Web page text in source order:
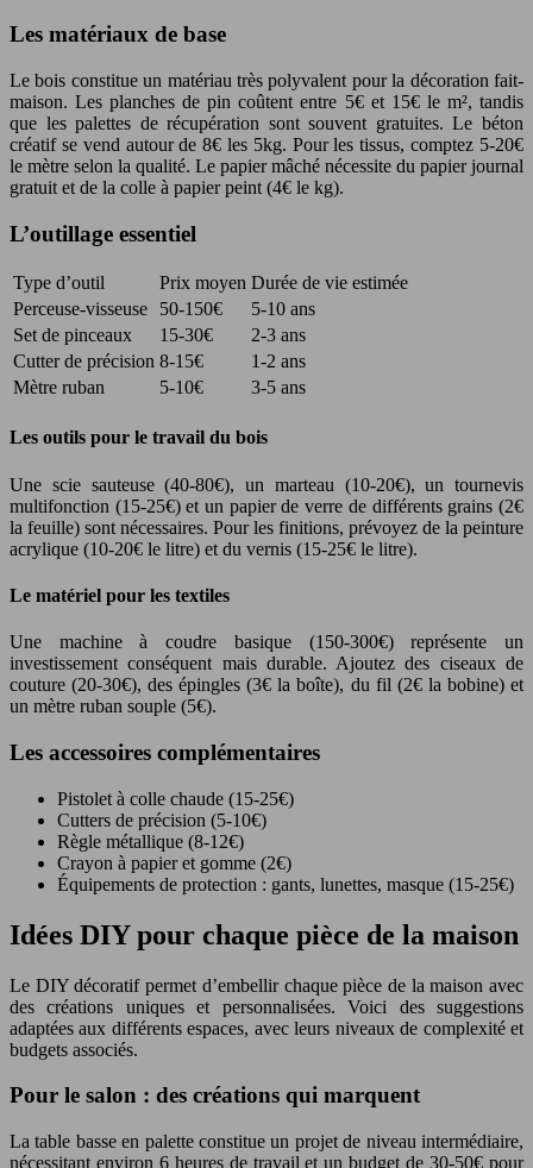
Les matériaux de base
Le bois constitue un matériau très polyvalent pour la décoration fait-
maison. Les planches de pin coûtent entre 5€ et 15€ le m², tandis
que les palettes de récupération sont souvent gratuites. Le béton
créatif se vend autour de 8€ les 5kg. Pour les tissus, comptez 5-20€
le mètre selon la qualité. Le papier mâché nécessite du papier journal
gratuit et de la colle à papier peint (4€ le kg).
L’outillage essentiel
Type d’outil Prix moyen Durée de vie estimée
Perceuse-visseuse
50-150€
5-10 ans
Set de pinceaux
15-30€
2-3 ans
Cutter de précision 8-15€
1-2 ans
Mètre ruban
5-10€ 3-5 ans
Les outils pour le travail du bois
Une scie sauteuse (40-80€), un marteau (10-20€), un tournevis
multifonction (15-25€) et un papier de verre de différents grains (2€
la feuille) sont nécessaires. Pour les finitions, prévoyez de la peinture
acrylique (10-20€ le litre) et du vernis (15-25€ le litre).
Le matériel pour les textiles
Une machine à coudre basique (150-300€) représente un
investissement conséquent mais durable. Ajoutez des ciseaux de
couture (20-30€), des épingles (3€ la boîte), du fil (2€ la bobine) et
un mètre ruban souple (5€).
Les accessoires complémentaires
Pistolet à colle chaude (15-25€)
Cutters de précision (5-10€)
Règle métallique (8-12€)
Crayon à papier et gomme (2€)
Équipements de protection : gants, lunettes, masque (15-25€)
Idées DIY pour chaque pièce de la maison
Le DIY décoratif permet d’embellir chaque pièce de la maison avec
des créations uniques et personnalisées. Voici des suggestions
adaptées aux différents espaces, avec leurs niveaux de complexité et
budgets associés.
Pour le salon : des créations qui marquent
La table basse en palette constitue un projet de niveau intermédiaire,
nécessitant environ 6 heures de travail et un budget de 30-50€ pour